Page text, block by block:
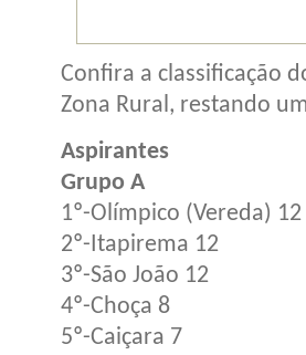
Confira a classificação
Zona Rural, restando
Aspirantes
Grupo A
1º-Olímpico (Vereda) 12
2º-Itapirema 12
3º-São João 12
4º-Choça 8
5º-Caiçara 7